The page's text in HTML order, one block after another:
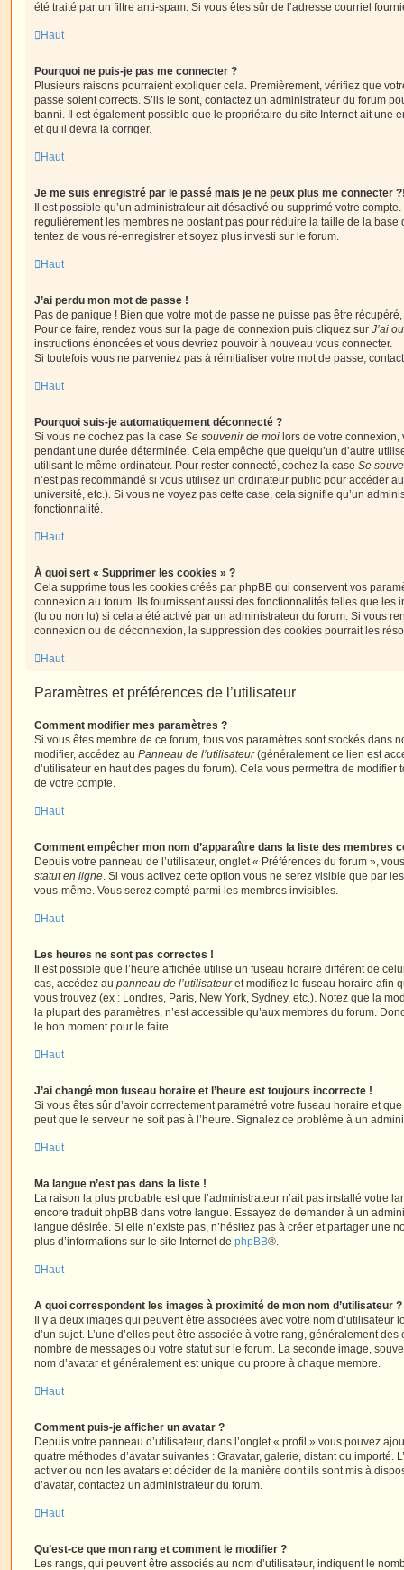
été traité par un filtre anti-spam. Si vous êtes sûr de l’adresse courriel
Haut
Pourquoi ne puis-je pas me connecter ?
Plusieurs raisons pourraient expliquer cela. Premièrement, vérifiez que
passe soient corrects. S’ils le sont, contactez un administrateur du forum
banni. Il est également possible que le propriétaire du site Internet ait une
et qu’il devra la corriger.
Haut
Je me suis enregistré par le passé mais je ne peux plus me connecter
Il est possible qu’un administrateur ait désactivé ou supprimé votre
régulièrement les membres ne postant pas pour réduire la taille de la base
tentez de vous ré-enregistrer et soyez plus investi sur le forum.
Haut
J’ai perdu mon mot de passe !
Pas de panique ! Bien que votre mot de passe ne puisse pas être
Pour ce faire, rendez vous sur la page de connexion puis cliquez sur J’ai
instructions énoncées et vous devriez pouvoir à nouveau vous connecter.
Si toutefois vous ne parveniez pas à réinitialiser votre mot de passe,
Haut
Pourquoi suis-je automatiquement déconnecté ?
Si vous ne cochez pas la case Se souvenir de moi lors de votre
pendant une durée déterminée. Cela empêche que quelqu’un d’autre
utilisant le même ordinateur. Pour rester connecté, cochez la case Se
n’est pas recommandé si vous utilisez un ordinateur public pour accéder
université, etc.). Si vous ne voyez pas cette case, cela signifie qu’un
fonctionnalité.
Haut
À quoi sert « Supprimer les cookies » ?
Cela supprime tous les cookies créés par phpBB qui conservent vos
connexion au forum. Ils fournissent aussi des fonctionnalités telles que les
(lu ou non lu) si cela a été activé par un administrateur du forum. Si vous
connexion ou de déconnexion, la suppression des cookies pourrait les
Haut
Paramètres et préférences de l’utilisateur
Comment modifier mes paramètres ?
Si vous êtes membre de ce forum, tous vos paramètres sont stockés dans
modifier, accédez au Panneau de l’utilisateur(généralement ce lien est
d’utilisateur en haut des pages du forum). Cela vous permettra de modifier
de votre compte.
Haut
Comment empêcher mon nom d’apparaître dans la liste des membres
Depuis votre panneau de l’utilisateur, onglet « Préférences du forum »,
statut en ligne. Si vous activez cette option vous ne serez visible que par
vous-même. Vous serez compté parmi les membres invisibles.
Haut
Les heures ne sont pas correctes !
Il est possible que l’heure affichée utilise un fuseau horaire différent de
cas, accédez au panneau de l’utilisateuret modifiez le fuseau horaire afin
vous trouvez (ex : Londres, Paris, New York, Sydney, etc.). Notez que la
la plupart des paramètres, n’est accessible qu’aux membres du forum.
le bon moment pour le faire.
Haut
J’ai changé mon fuseau horaire et l’heure est toujours incorrecte !
Si vous êtes sûr d’avoir correctement paramétré votre fuseau horaire et
peut que le serveur ne soit pas à l’heure. Signalez ce problème à un
Haut
Ma langue n’est pas dans la liste !
La raison la plus probable est que l’administrateur n’ait pas installé votre
encore traduit phpBB dans votre langue. Essayez de demander à un
langue désirée. Si elle n’existe pas, n’hésitez pas à créer et partager une
plus d’informations sur le site Internet de phpBB®.
Haut
A quoi correspondent les images à proximité de mon nom d’utilisateur ?
Il y a deux images qui peuvent être associées avec votre nom d’utilisateur
d’un sujet. L’une d’elles peut être associée à votre rang, généralement
nombre de messages ou votre statut sur le forum. La seconde image,
nom d’avatar et généralement est unique ou propre à chaque membre.
Haut
Comment puis-je afficher un avatar ?
Depuis votre panneau d’utilisateur, dans l’onglet « profil » vous pouvez
quatre méthodes d’avatar suivantes : Gravatar, galerie, distant ou importé.
activer ou non les avatars et décider de la manière dont ils sont mis à
d’avatar, contactez un administrateur du forum.
Haut
Qu’est-ce que mon rang et comment le modifier ?
Les rangs, qui peuvent être associés au nom d’utilisateur, indiquent le